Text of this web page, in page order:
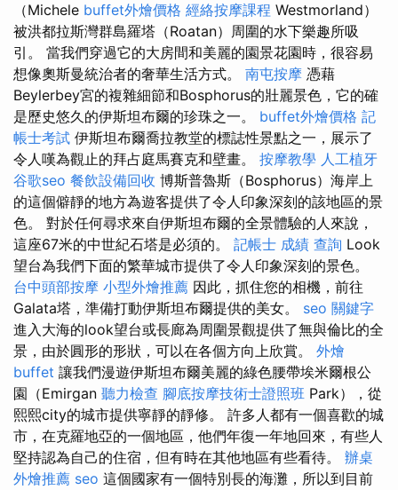
（Michele buffet外燴價格 經絡按摩課程 Westmorland）
被洪都拉斯灣群島羅塔（Roatan）周圍的水下樂趣所吸
引。 當我們穿過它的大房間和美麗的園景花園時，很容易
想像奧斯曼統治者的奢華生活方式。 南屯按摩 憑藉
Beylerbey宮的複雜細節和Bosphorus的壯麗景色，它的確
是歷史悠久的伊斯坦布爾的珍珠之一。 buffet外燴價格 記
帳士考試 伊斯坦布爾喬拉教堂的標誌性景點之一，展示了
令人嘆為觀止的拜占庭馬賽克和壁畫。 按摩教學 人工植牙
谷歌seo 餐飲設備回收 博斯普魯斯（Bosphorus）海岸上
的這個僻靜的地方為遊客提供了令人印象深刻的該地區的景
色。 對於任何尋求來自伊斯坦布爾的全景體驗的人來說，
這座67米的中世紀石塔是必須的。 記帳士 成績 查詢 Look
望台為我們下面的繁華城市提供了令人印象深刻的景色。
台中頭部按摩 小型外燴推薦 因此，抓住您的相機，前往
Galata塔，準備打動伊斯坦布爾提供的美女。 seo 關鍵字
進入大海的look望台或長廊為周圍景觀提供了無與倫比的全
景，由於圓形的形狀，可以在各個方向上欣賞。 外燴
buffet 讓我們漫遊伊斯坦布爾美麗的綠色腰帶埃米爾根公
園（Emirgan 聽力檢查 腳底按摩技術士證照班 Park），從
熙熙city的城市提供寧靜的靜修。 許多人都有一個喜歡的城
市，在克羅地亞的一個地區，他們年復一年地回來，有些人
堅持認為自己的住宿，但有時在其他地區有些看待。 辦桌
外燴推薦 seo 這個國家有一個特別長的海灘，所以到目前